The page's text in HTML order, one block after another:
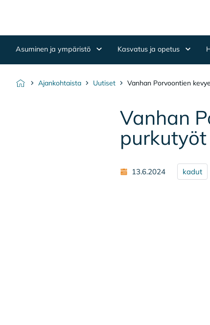
Asuminen ja ympäristö Kasvatus ja opetus
Ajankohtaista Uutiset Vanhan Porvoontien
Van­han
13.6.2024 kadut